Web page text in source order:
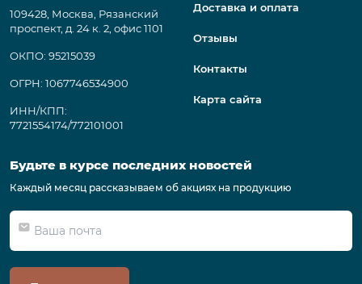
109428, Москва, Рязанский
проспект, д. 24 к. 2, офис 1101
ОКПО: 95215039
ОГРН: 1067746534900
ИНН/КПП:
7721554174/772101001
Доставка и оплата
Отзывы
Контакты
Карта сайта
Будьте в курсе последних новостей
Каждый месяц рассказываем об акциях на продукцию